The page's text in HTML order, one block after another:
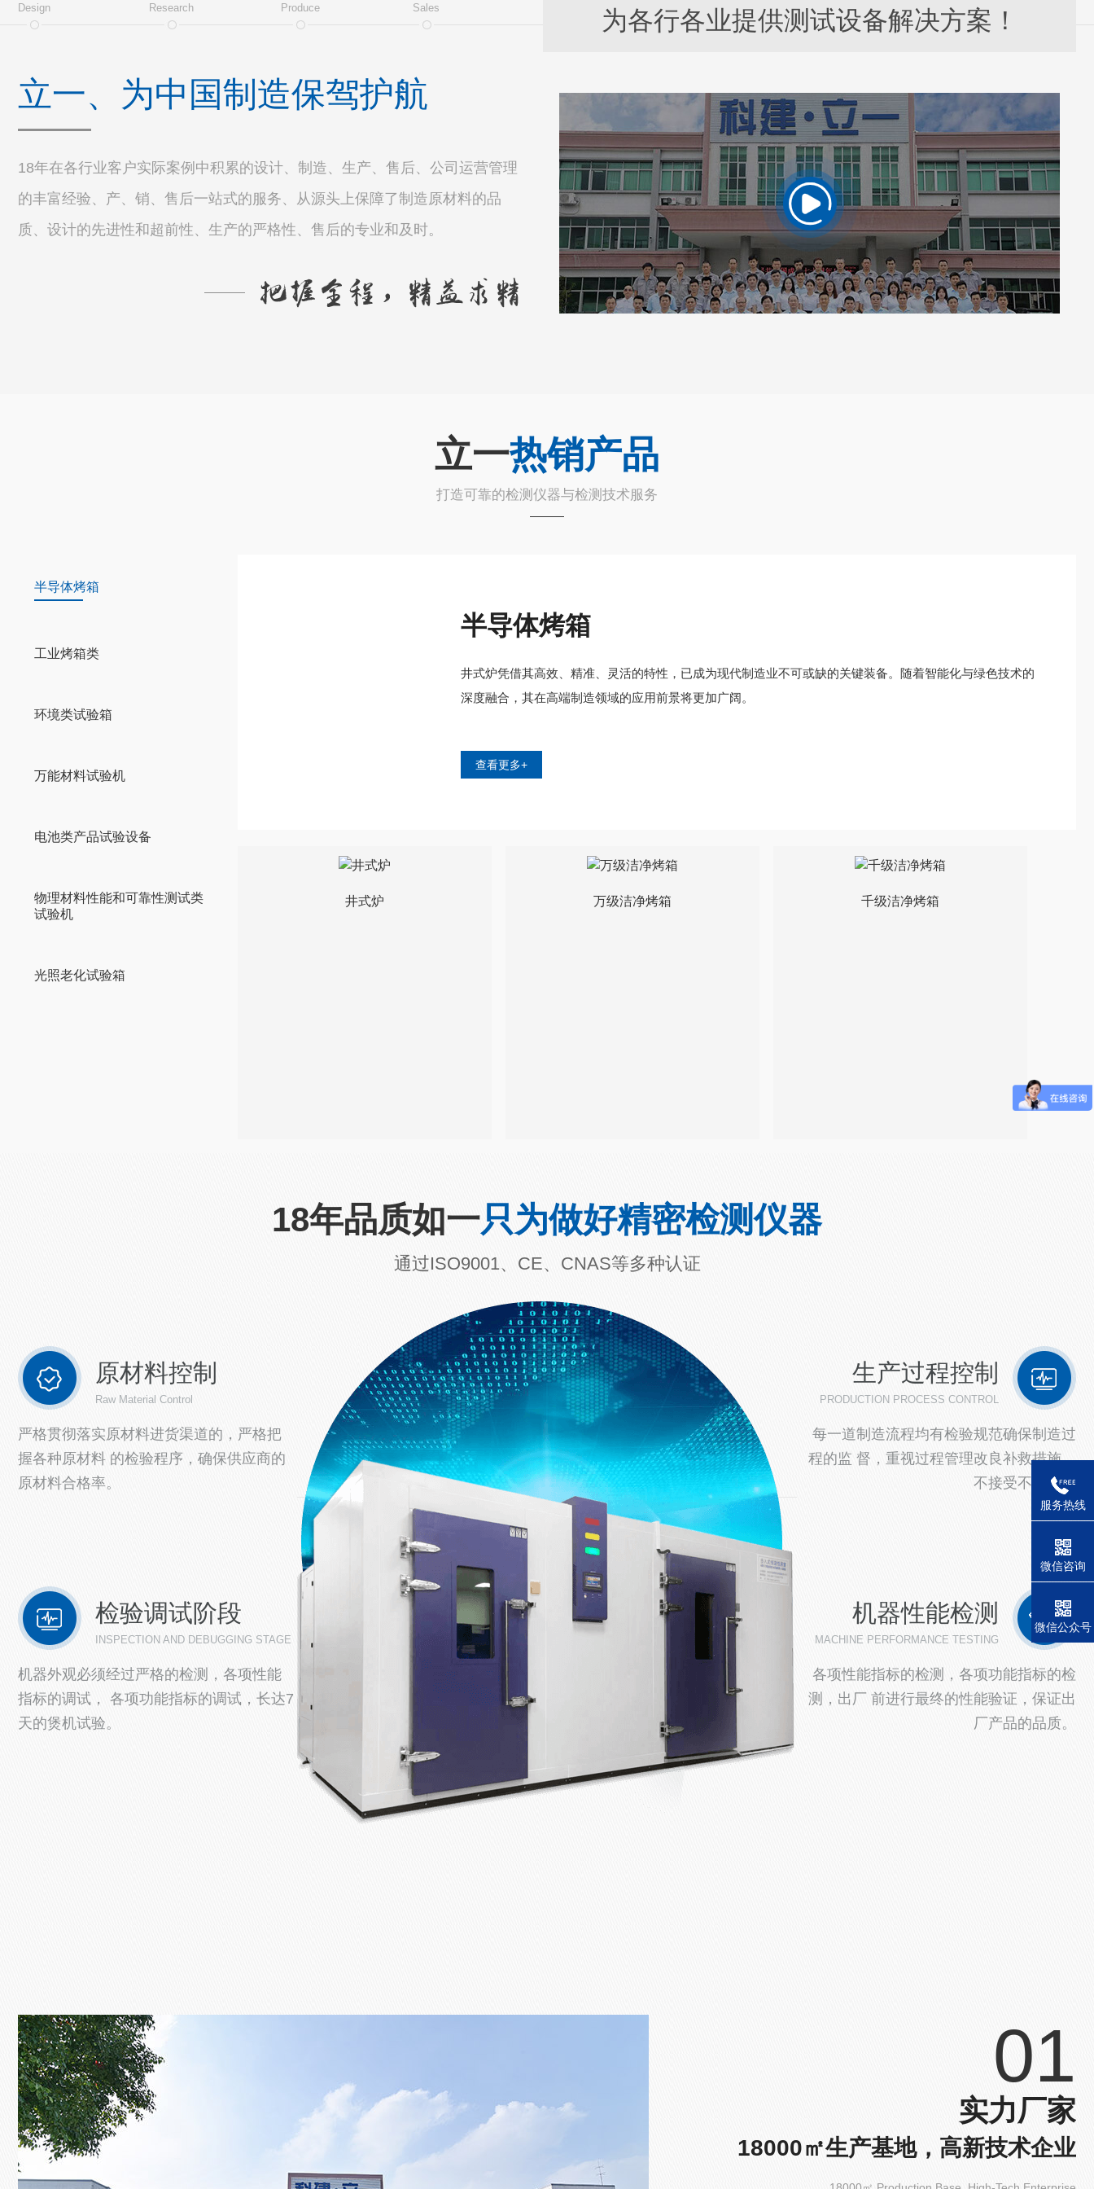
Design Research Produce Sales
立一、为中国制造保驾护航
18年在各行业客户实际案例中积累的设计、制造、生产、售后、公司运营管理
的丰富经验、产、销、售后一站式的服务、从源头上保障了制造原材料的品
质、设计的先进性和超前性、生产的严格性、售后的专业和及时。
为各行各业提供测试设备解决方案！
立一热销产品
打造可靠的检测仪器与检测技术服务
半导体烤箱
工业烤箱类
环境类试验箱
万能材料试验机
电池类产品试验设备
物理材料性能和可靠性测试类
试验机
光照老化试验箱
半导体烤箱
井式炉凭借其高效、精准、灵活的特性，已成为现代制造业不可或缺的关键装备。随着智能化与绿色技术的
深度融合，其在高端制造领域的应用前景将更加广阔。
查看更多+
井式炉 万级洁净烤箱 千级洁净烤箱
18年品质如一只为做好精密检测仪器
通过ISO9001、CE、CNAS等多种认证
原材料控制
Raw Material Control
严格贯彻落实原材料进货渠道的，严格把
握各种原材料 的检验程序，确保供应商的
原材料合格率。
检验调试阶段
INSPECTION AND DEBUGGING STAGE
机器外观必须经过严格的检测，各项性能
指标的调试， 各项功能指标的调试，长达7
天的煲机试验。
生产过程控制
PRODUCTION PROCESS CONTROL
每一道制造流程均有检验规范确保制造过
程的监 督，重视过程管理改良补救措施，
不接受不良品。
机器性能检测
MACHINE PERFORMANCE TESTING
各项性能指标的检测，各项功能指标的检
测，出厂 前进行最终的性能验证，保证出
厂产品的品质。
01
实力厂家
18000㎡生产基地，高新技术企业
服务热线
微信咨询
微信公众号